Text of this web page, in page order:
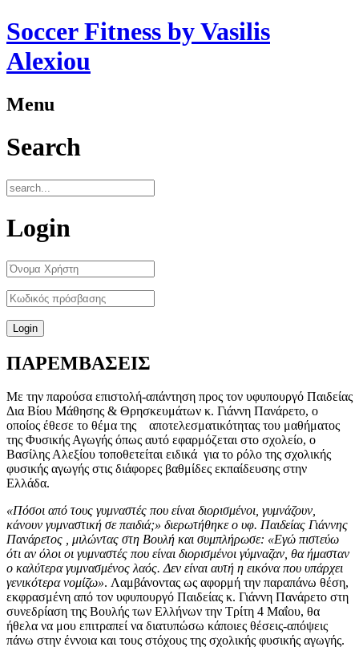
Soccer Fitness by Vasilis
Alexiou
Menu
Search
Login
ΠΑΡΕΜΒΑΣΕΙΣ
Με την παρούσα επιστολή-απάντηση προς τον υφυπουργό Παιδείας
Δια Βίου Μάθησης & Θρησκευμάτων κ. Γιάννη Πανάρετο, ο
οποίος έθεσε το θέμα της αποτελεσματικότητας του μαθήματος
της Φυσικής Αγωγής όπως αυτό εφαρμόζεται στο σχολείο, ο
Βασίλης Αλεξίου τοποθετείται ειδικά για το ρόλο της σχολικής
φυσικής αγωγής στις διάφορες βαθμίδες εκπαίδευσης στην
Ελλάδα.
«Πόσοι από τους γυμναστές που είναι διορισμένοι, γυμνάζουν,
κάνουν γυμναστική σε παιδιά;» διερωτήθηκε ο υφ. Παιδείας Γιάννης
Πανάρετος , μιλώντας στη Βουλή και συμπλήρωσε: «Εγώ πιστεύω
ότι αν όλοι οι γυμναστές που είναι διορισμένοι γύμναζαν, θα ήμασταν
ο καλύτερα γυμνασμένος λαός. Δεν είναι αυτή η εικόνα που υπάρχει
γενικότερα νομίζω». Λαμβάνοντας ως αφορμή την παραπάνω θέση,
εκφρασμένη από τον υφυπουργό Παιδείας κ. Γιάννη Πανάρετο στη
συνεδρίαση της Βουλής των Ελλήνων την Τρίτη 4 Μαΐου, θα
ήθελα να μου επιτραπεί να διατυπώσω κάποιες θέσεις-απόψεις
πάνω στην έννοια και τους στόχους της σχολικής φυσικής αγωγής.